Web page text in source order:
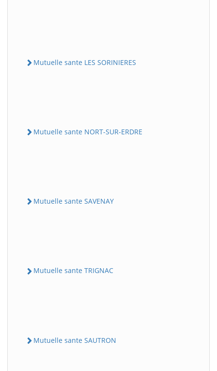
Mutuelle sante LES SORINIERES
Mutuelle sante NORT-SUR-ERDRE
Mutuelle sante SAVENAY
Mutuelle sante TRIGNAC
Mutuelle sante SAUTRON